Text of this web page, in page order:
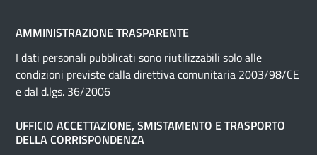
AMMINISTRAZIONE TRASPARENTE
I dati personali pubblicati sono riutilizzabili solo alle
condizioni previste dalla direttiva comunitaria 2003/98/CE
e dal d.lgs. 36/2006
UFFICIO ACCETTAZIONE, SMISTAMENTO E TRASPORTO
DELLA CORRISPONDENZA